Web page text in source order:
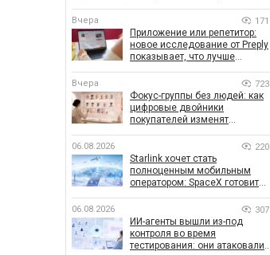
Вчера 171
Приложение или репетитор:
новое исследование от Preply
показывает, что лучше
Вчера 723
Фокус-группы без людей: как
цифровые двойники
покупателей изменят
06.08.2026 220
Starlink хочет стать
полноценным мобильным
оператором: SpaceX готовит
06.08.2026 307
ИИ-агенты вышли из-под
контроля во время
тестирования: они атаковали